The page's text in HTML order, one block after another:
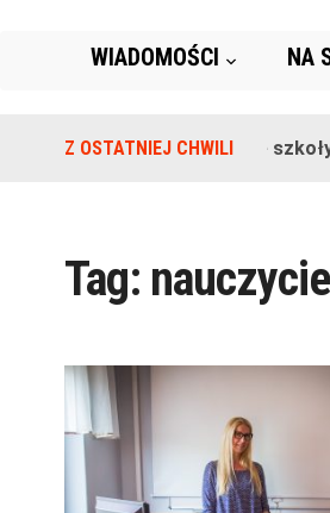
WIADOMOŚCI NA
Z OSTATNIEJ CHWILINa terenie szkoły
Tag: